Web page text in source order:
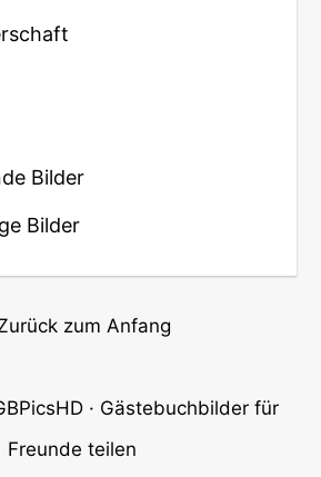
Bilder
Bilder
zum Anfang
· Gästebuchbilder für
Freunde teilen